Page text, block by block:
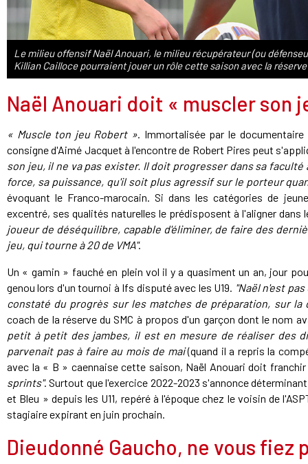
Le milieu offensif Naël Anouari, le milieu récupérateur (ou
Killian Cailloce pourraient jouer un rôle cette saison avec la
Naël Anouari doit « muscler son
« Muscle ton jeu Robert ». Immortalisée par le documentaire
consigne d'Aimé Jacquet à l'encontre de Robert Pires peut
son jeu, il ne va pas exister. Il doit progresser dans sa
force, sa puissance, qu'il soit plus agressif sur le porteur
évoquant le Franco-marocain. Si dans les catégories de
excentré, ses qualités naturelles le prédisposent à l'aligner dans
joueur de déséquilibre, capable d'éliminer, de faire des
jeu, qui tourne à 20 de VMA".
Un « gamin » fauché en plein vol il y a quasiment un an, jour
genou lors d'un tournoi à Ifs disputé avec les U19. "Naël n'est
constaté du progrès sur les matches de préparation, sur la
coach de la réserve du SMC à propos d'un garçon dont le nom
petit à petit des jambes, il est en mesure de réaliser des
parvenait pas à faire au mois de mai(quand il a repris la
avec la « B » caennaise cette saison, Naël Anouari doit
sprints". Surtout que l'exercice 2022-2023 s'annonce
et Bleu » depuis les U11, repéré à l'époque chez le voisin de
stagiaire expirant en juin prochain.
Dieudonné Gaucho, ne vous fiez